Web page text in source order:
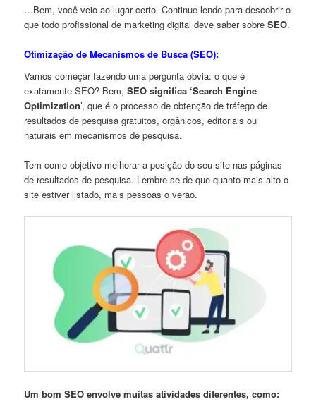
…Bem, você veio ao lugar certo. Continue lendo para descobrir o
que todo profissional de marketing digital deve saber sobreSEO.
Otimização de Mecanismos de Busca (SEO):
Vamos começar fazendo uma pergunta óbvia: o que é
exatamente SEO? Bem,SEO significa ‘Search Engine
Optimization’, que é o processo de obtenção de tráfego de
resultados de pesquisa gratuitos, orgânicos, editoriais ou
naturais em mecanismos de pesquisa.
Tem como objetivo melhorar a posição do seu site nas páginas
de resultados de pesquisa. Lembre-se de que quanto mais alto o
site estiver listado, mais pessoas o verão.
Um bom SEO envolve muitas atividades diferentes, como: